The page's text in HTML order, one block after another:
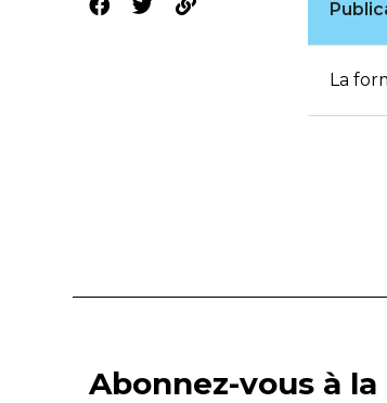
La
Abonnez-vous à